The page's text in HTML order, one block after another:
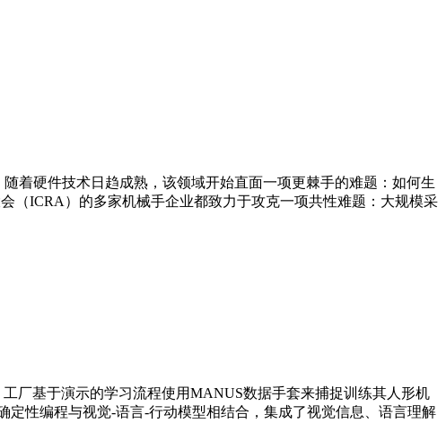
着硬件技术日趋成熟，该领域开始直面一项更棘手的难题：如何生
（ICRA）的多家机械手企业都致力于攻克一项共性难题：大规模采
厂基于演示的学习流程使用MANUS数据手套来捕捉训练其人形机
性编程与视觉-语言-行动模型相结合，集成了视觉信息、语言理解